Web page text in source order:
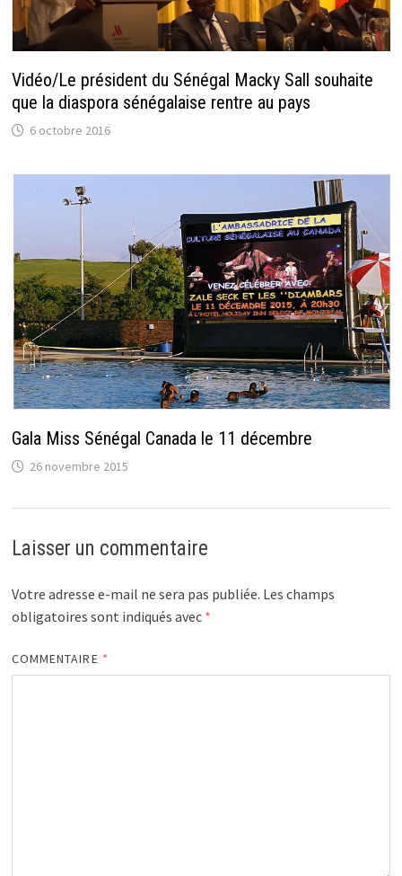
Vidéo/Le président du Sénégal Macky Sall souhaite
que la diaspora sénégalaise rentre au pays
6 octobre 2016
Gala Miss Sénégal Canada le 11 décembre
26 novembre 2015
Laisser un commentaire
Votre adresse e-mail ne sera pas publiée. Les champs
obligatoires sont indiqués avec *
COMMENTAIRE *